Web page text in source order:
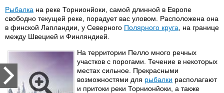
Рыбалка на реке Торнионйоки, самой длинной в Европе
свободно текущей реке, порадует вас уловом. Расположена она
в финской Лапландии, у Северного Полярного круга , на границе
между Швецией и Финляндией.
На территории Пелло много речных
участков с порогами. Течение в некоторых
местах сильное. Прекрасными
возможностями для рыбалки располагают
и притоки реки Торнионйоки, а также